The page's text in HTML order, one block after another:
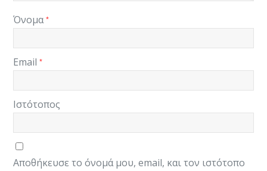
Όνομα*
Email*
Ιστότοπος
Αποθήκευσε το όνομά μου, email, και τον ιστότοπο